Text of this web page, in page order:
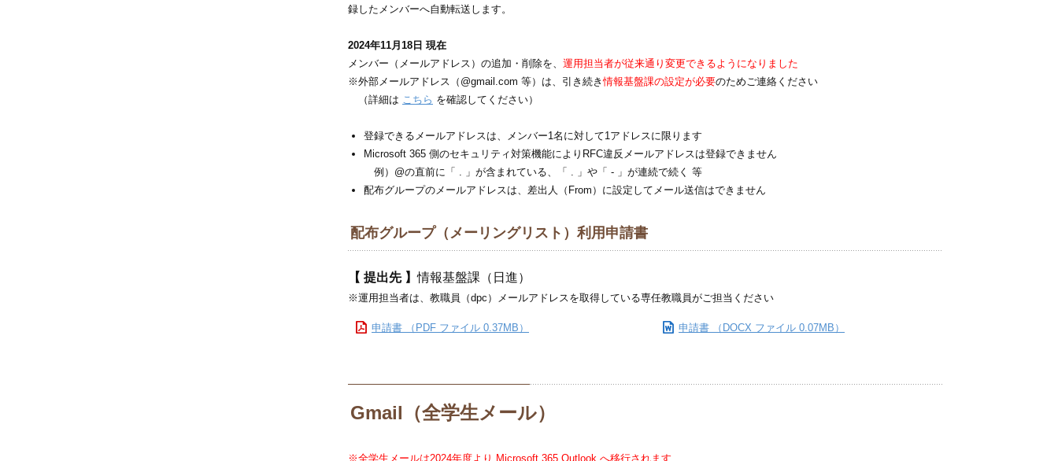
録したメンバーへ自動転送します。
2024年11月18日 現在
メンバー（メールアドレス）の追加・削除を、 運用担当者が従来通り変更できるようになりました
※外部メールアドレス（@gmail.com 等）は、引き続き情報基盤課の設定が必要のためご連絡ください
（詳細は こちら を確認してください）
登録できるメールアドレスは、メンバー1名に対して1アドレスに限ります
Microsoft 365 側のセキュリティ対策機能によりRFC違反メールアドレスは登録できません
例）@の直前に「 . 」が含まれている、「 . 」や「 - 」が連続で続く 等
配布グループのメールアドレスは、差出人（From）に設定してメール送信はできません
配布グループ（メーリングリスト）利用申請書
【 提出先 】情報基盤課（日進）
※運用担当者は、教職員（dpc）メールアドレスを取得している専任教職員がご担当ください
申請書 （PDF ファイル 0.37MB） 申請書 （DOCX ファイル 0.07MB）
Gmail（全学生メール）
※全学生メールは2024年度より Microsoft 365 Outlook へ移行されます